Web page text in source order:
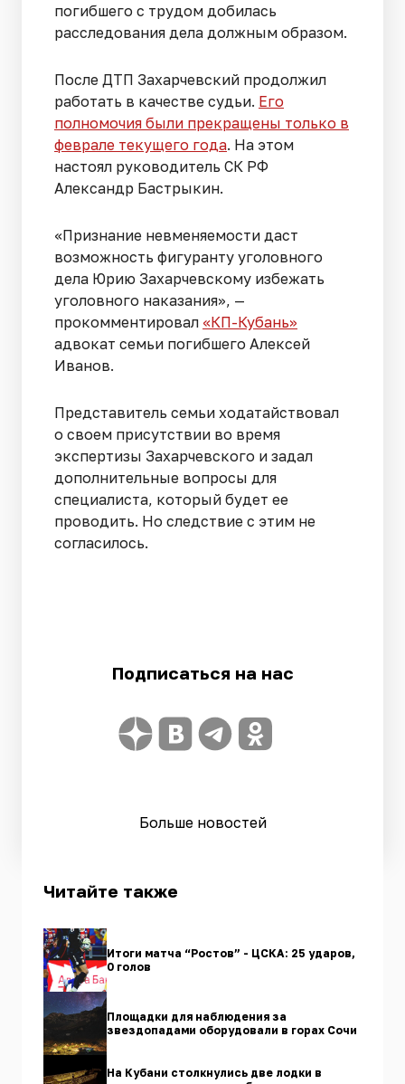
погибшего с трудом добилась
расследования дела должным образом.
После ДТП Захарчевский продолжил
работать в качестве судьи. Его
полномочия были прекращены только в
феврале текущего года. На этом
настоял руководитель СК РФ
Александр Бастрыкин.
«Признание невменяемости даст
возможность фигуранту уголовного
дела Юрию Захарчевскому избежать
уголовного наказания», —
прокомментировал «КП-Кубань»
адвокат семьи погибшего Алексей
Иванов.
Представитель семьи ходатайствовал
о своем присутствии во время
экспертизы Захарчевского и задал
дополнительные вопросы для
специалиста, который будет ее
проводить. Но следствие с этим не
согласилось.
Подписаться на нас
Больше новостей
Читайте также
Итоги матча “Ростов” - ЦСКА: 25 ударов,
0 голов
Площадки для наблюдения за
звездопадами оборудовали в горах Сочи
На Кубани столкнулись две лодки в